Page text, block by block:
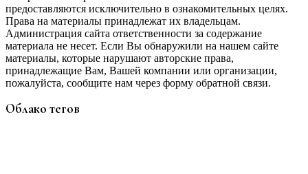
предоставляются исключительно в ознакомительных целях.
Права на материалы принадлежат их владельцам.
Администрация сайта ответственности за содержание
материала не несет. Если Вы обнаружили на нашем сайте
материалы, которые нарушают авторские права,
принадлежащие Вам, Вашей компании или организации,
пожалуйста, сообщите нам через форму обратной связи.
Облако тегов